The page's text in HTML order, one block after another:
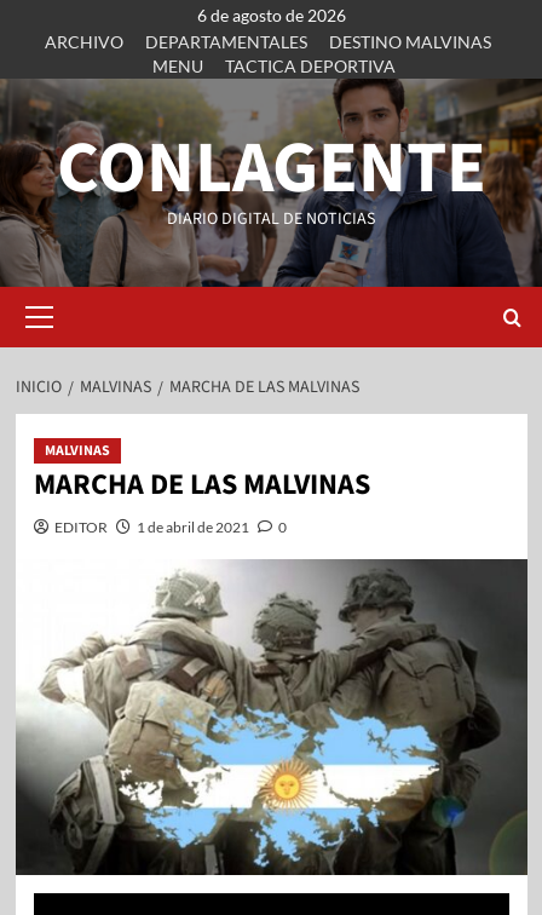
6 de agosto de 2026
ARCHIVO
DEPARTAMENTALES
DESTINO MALVINAS
MENU
TACTICA DEPORTIVA
CONLAGENTE
DIARIO DIGITAL DE NOTICIAS
INICIO MALVINAS MARCHA DE LAS MALVINAS
MALVINAS
MARCHA DE LAS MALVINAS
EDITOR 1 de abril de 2021 0